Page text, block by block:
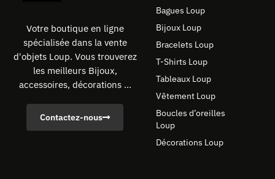
Votre boutique en ligne
spécialisée dans la vente
d'objets Loup. Vous trouverez
les meilleurs Bijoux,
accessoires, décorations ...
Contactez-nous
Bagues Loup
Bijoux Loup
Bracelets Loup
T-Shirts Loup
Tableaux Loup
Vêtement Loup
Boucles d’oreilles
Loup
Décorations Loup